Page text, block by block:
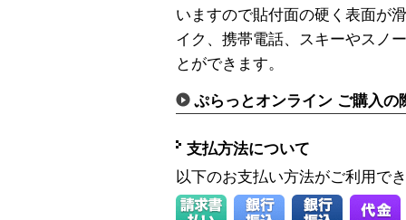
いますので貼付面の硬く表面が
イク、携帯電話、スキーやスノ
とができます。
ぷらっとオンライン ご購入の
支払方法について
以下のお支払い方法がご利用で